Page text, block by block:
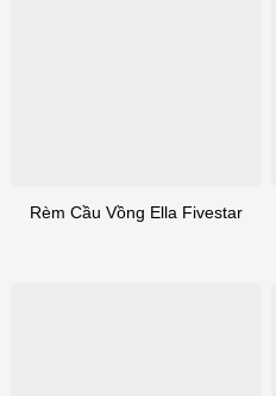
Rèm Cầu Vồng Ella Fivestar